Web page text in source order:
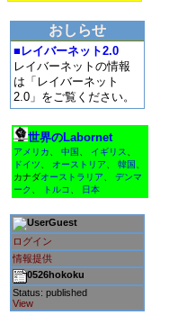
おしらせ
■レイバーネット2.0
レイバーネットの情報
は「レイバーネット
2.0」をご覧ください。
世界のLabornet
アメリカ 中国 イギリス
ドイツ
オーストリア 韓国
カナダオーストラリア
デンマ
ーク
トルコ 日本
Guest
ログイン
情報提供
0526hokoku
Status: published
View